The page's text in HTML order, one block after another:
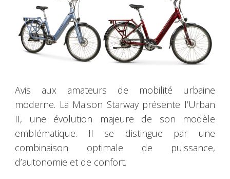
Avis aux amateurs de mobilité urbaine
moderne. La Maison Starway présente l’Urban
II, une évolution majeure de son modèle
emblématique. II se distingue par une
combinaison optimale de puissance,
d’autonomie et de confort.